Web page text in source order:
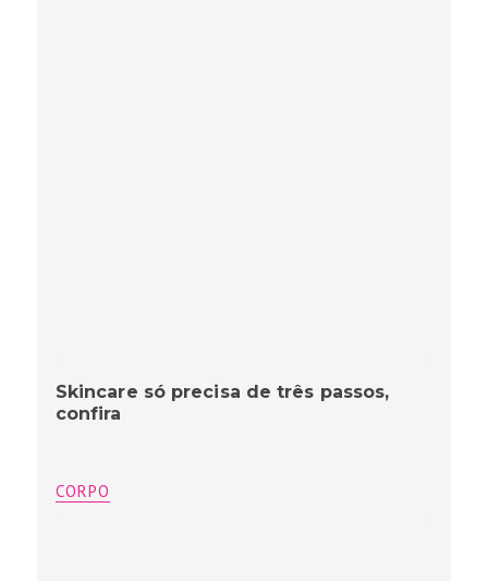
Skincare só precisa de três passos,
confira
CORPO